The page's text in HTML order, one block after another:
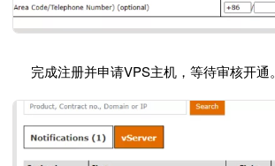
完成注册并申请VPS主机，等待审核开通。